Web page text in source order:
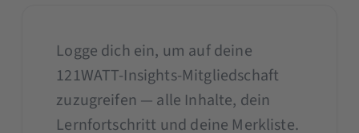
Logge dich ein, um auf deine
121WATT-Insights-Mitgliedschaft
zuzugreifen — alle Inhalte, dein
Lernfortschritt und deine Merkliste.